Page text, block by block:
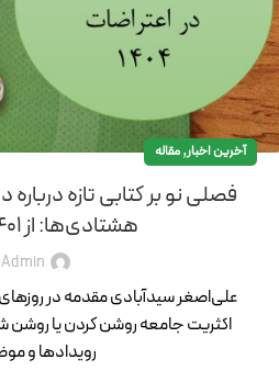
آخرین اخبار,مقاله
فصلی نو بر کتابی تازه
هشتادی‌ها: از 1401 تا 1404
Admin
علی‌اصغر سیدآبادی مقدمه در
اکثریت جامعه روشن کردن یا روشن
رویدادها و